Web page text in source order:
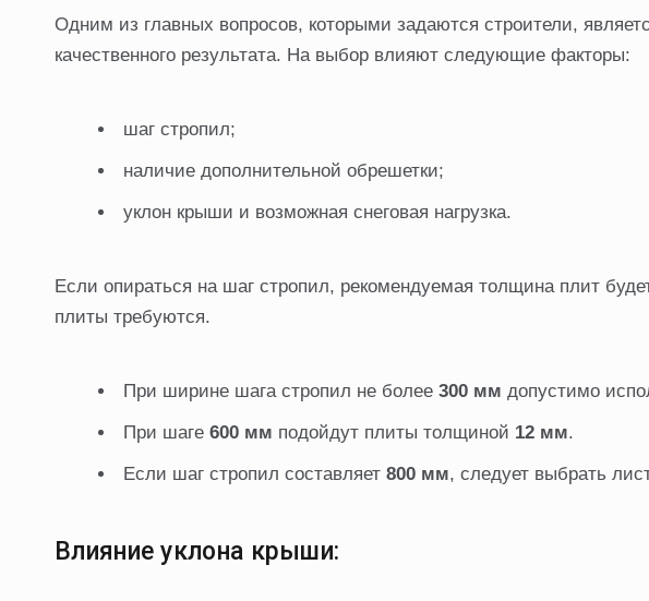
Одним из главных вопросов, которыми задаются строители,
качественного результата. На выбор влияют следующие факторы:
шаг стропил;
наличие дополнительной обрешетки;
уклон крыши и возможная снеговая нагрузка.
Если опираться на шаг стропил, рекомендуемая толщина плит
плиты требуются.
При ширине шага стропил не более 300 мм допустимо
При шаге 600 мм подойдут плиты толщиной 12 мм.
Если шаг стропил составляет 800 мм, следует выбрать
Влияние уклона крыши: